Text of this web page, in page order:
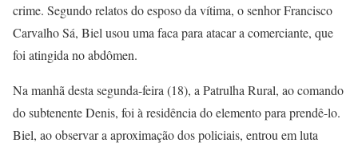
crime. Segundo relatos do esposo da vítima, o senhor Francisco
Carvalho Sá, Biel usou uma faca para atacar a comerciante, que
foi atingida no abdômen.
Na manhã desta segunda-feira (18), a Patrulha Rural, ao comando
do subtenente Denis, foi à residência do elemento para prendê-lo.
Biel, ao observar a aproximação dos policiais, entrou em luta